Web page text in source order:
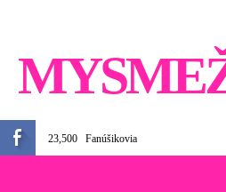
23,500 Fanúšikovia